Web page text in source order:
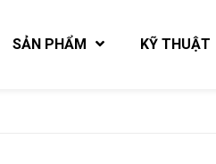
SẢN PHẨM KỸ THUẬT